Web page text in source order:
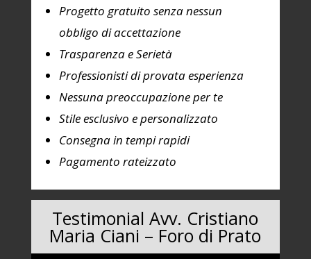
Progetto gratuito senza nessun
obbligo di accettazione
Trasparenza e Serietà
Professionisti di provata esperienza
Nessuna preoccupazione per te
Stile esclusivo e personalizzato
Consegna in tempi rapidi
Pagamento rateizzato
Testimonial Avv. Cristiano
Maria Ciani – Foro di Prato